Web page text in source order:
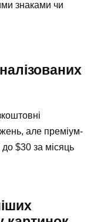
знаками чи
але преміум-
$30 за місяць